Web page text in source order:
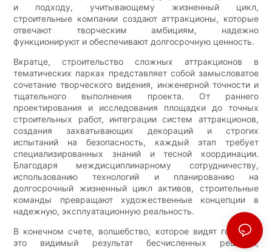
и подходу, учитывающему жизненный цикл,
строительные компании создают аттракционы, которые
отвечают творческим амбициям, надежно
функционируют и обеспечивают долгосрочную ценность.
Вкратце, строительство сложных аттракционов в
тематических парках представляет собой замысловатое
сочетание творческого видения, инженерной точности и
тщательного выполнения проекта. От раннего
проектирования и исследования площадки до точных
строительных работ, интеграции систем аттракционов,
создания захватывающих декораций и строгих
испытаний на безопасность, каждый этап требует
специализированных знаний и тесной координации.
Благодаря междисциплинарному сотрудничеству,
использованию технологий и планированию на
долгосрочный жизненный цикл активов, строительные
команды превращают художественные концепции в
надежную, эксплуатационную реальность.
В конечном счете, волшебство, которое видят гости, —
это видимый результат бесчисленных решений,